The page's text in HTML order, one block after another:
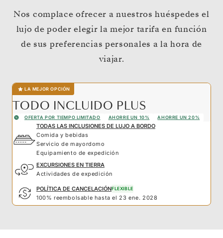
Nos complace ofrecer a nuestros huéspedes el
lujo de poder elegir la mejor tarifa en función
de sus preferencias personales a la hora de
viajar.
LA MEJOR OPCIÓN
TODO INCLUIDO PLUS
OFERTA POR TIEMPO LIMITADO AHORRE UN 10% AHORRE UN 20%
TODAS LAS INCLUSIONES DE LUJO A BORDO
Comida y bebidas
Servicio de mayordomo
Equipamiento de expedición
EXCURSIONES EN TIERRA
Actividades de expedición
POLÍTICA DE CANCELACIÓNFLEXIBLE
100% reembolsable hasta el 23 ene. 2028